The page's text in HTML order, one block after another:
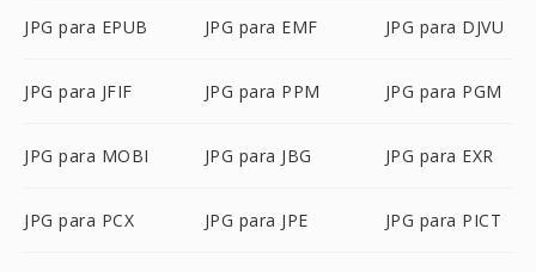
JPG para EPUB JPG para EMF JPG para DJVU
JPG para JFIF JPG para PPM JPG para PGM
JPG para MOBI JPG para JBG JPG para EXR
JPG para PCX JPG para JPE JPG para PICT